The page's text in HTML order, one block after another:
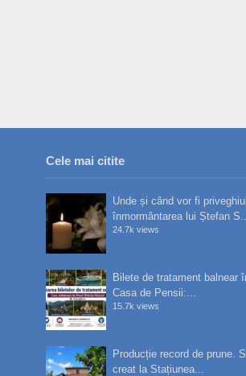
Cele mai citite
Unde și când vor fi
înmormântarea lui Ștefan S...
24.7k views
Bilete de tratament balnear
Casa de Pensii:...
15.7k views
Producție record de prune.
creat la Stațiunea...